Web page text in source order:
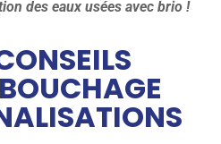
des eaux usées avec brio !